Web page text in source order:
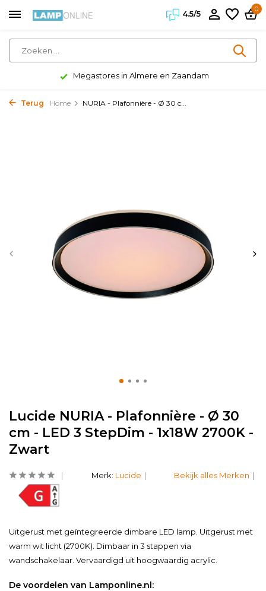
4.5/5
0
Megastores in Almere en Zaandam
Terug Home NURIA - Plafonnière - Ø 30 c...
Lucide NURIA - Plafonnière - Ø 30
cm - LED 3 StepDim - 1x18W 2700K -
Zwart
Merk: Lucide Bekijk alles Merken
Uitgerust met geïntegreerde dimbare LED lamp. Uitgerust met
warm wit licht (2700K). Dimbaar in 3 stappen via
wandschakelaar. Vervaardigd uit hoogwaardig acrylic.
De voordelen van Lamponline.nl: